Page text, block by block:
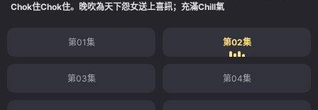
Chok住Chok住。晚吹為天下怨女送上喜訊；充滿Chill氣
第01集 第02集
第03集 第04集